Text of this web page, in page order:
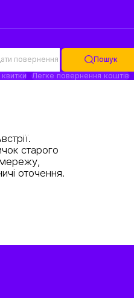
повернення
Пошук
Легке повернення коштів
старого
мережу,
оточення.